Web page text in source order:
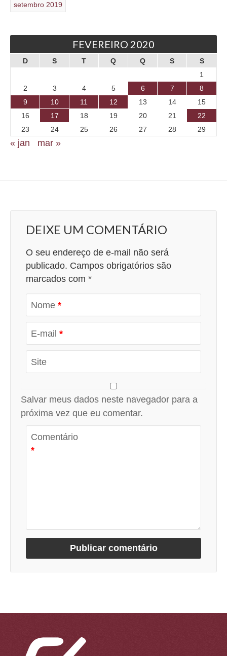
setembro 2019
FEVEREIRO 2020
D S T Q Q S
S
1
2
3 4 5 6 7
8
9
10 11 12 13 14
15
16
17 18 19 20 21
22
23
24 25 26 27 28 29
« jan mar »
DEIXE UM COMENTÁRIO
O seu endereço de e-mail não será
publicado. Campos obrigatórios são
marcados com *
Nome *
E-mail *
Site
Salvar meus dados neste navegador para a
próxima vez que eu comentar.
Comentário
*